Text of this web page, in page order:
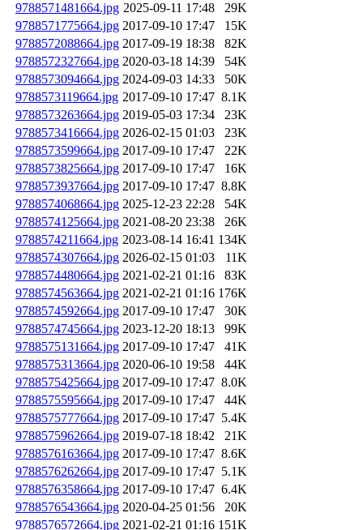
9788571481664.jpg 2025-09-11 17:48
29K
9788571775664.jpg 2017-09-10 17:47
15K
9788572088664.jpg 2017-09-19 18:38
82K
9788572327664.jpg 2020-03-18 14:39
54K
9788573094664.jpg 2024-09-03 14:33
50K
9788573119664.jpg 2017-09-10 17:47 8.1K
9788573263664.jpg 2019-05-03 17:34
23K
9788573416664.jpg 2026-02-15 01:03
23K
9788573599664.jpg 2017-09-10 17:47
22K
9788573825664.jpg 2017-09-10 17:47
16K
9788573937664.jpg 2017-09-10 17:47 8.8K
9788574068664.jpg 2025-12-23 22:28
54K
9788574125664.jpg 2021-08-20 23:38
26K
9788574211664.jpg 2023-08-14 16:41 134K
9788574307664.jpg 2026-02-15 01:03
11K
9788574480664.jpg 2021-02-21 01:16
83K
9788574563664.jpg 2021-02-21 01:16 176K
9788574592664.jpg 2017-09-10 17:47
30K
9788574745664.jpg 2023-12-20 18:13
99K
9788575131664.jpg 2017-09-10 17:47
41K
9788575313664.jpg 2020-06-10 19:58
44K
9788575425664.jpg 2017-09-10 17:47 8.0K
9788575595664.jpg 2017-09-10 17:47
44K
9788575777664.jpg 2017-09-10 17:47 5.4K
9788575962664.jpg 2019-07-18 18:42
21K
9788576163664.jpg 2017-09-10 17:47 8.6K
9788576262664.jpg 2017-09-10 17:47 5.1K
9788576358664.jpg 2017-09-10 17:47 6.4K
9788576543664.jpg 2020-04-25 01:56
20K
9788576572664.jpg 2021-02-21 01:16 151K